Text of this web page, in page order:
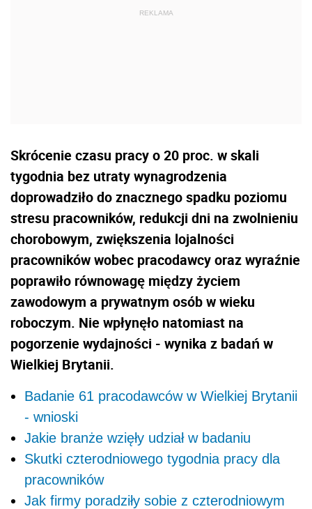
Skrócenie czasu pracy o 20 proc. w skali
tygodnia bez utraty wynagrodzenia
doprowadziło do znacznego spadku poziomu
stresu pracowników, redukcji dni na zwolnieniu
chorobowym, zwiększenia lojalności
pracowników wobec pracodawcy oraz wyraźnie
poprawiło równowagę między życiem
zawodowym a prywatnym osób w wieku
roboczym. Nie wpłynęło natomiast na
pogorzenie wydajności - wynika z badań w
Wielkiej Brytanii.
Badanie 61 pracodawców w Wielkiej Brytanii
- wnioski
Jakie branże wzięły udział w badaniu
Skutki czterodniowego tygodnia pracy dla
pracowników
Jak firmy poradziły sobie z czterodniowym